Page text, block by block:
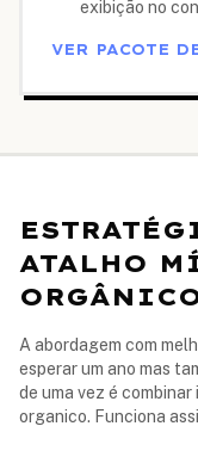
exibição no
VER PACOTE
ATALHO
A abordagem com
esperar um ano mas
de uma vez é
organico. Funciona